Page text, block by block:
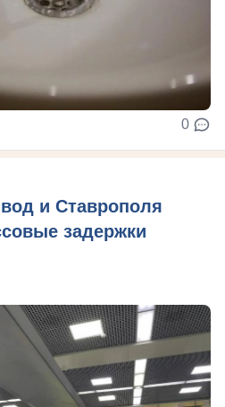
0
и Ставрополя
задержки